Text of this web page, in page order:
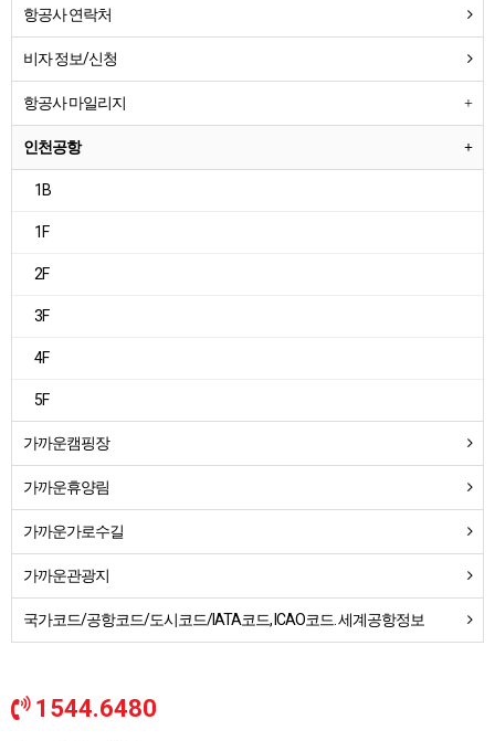
항공사 연락처
비자 정보/신청
항공사 마일리지
인천공항
1B
1F
2F
3F
4F
5F
가까운캠핑장
가까운휴양림
가까운가로수길
가까운관광지
국가코드/공항코드/도시코드/IATA코드, ICAO코드. 세계공항정보
1544.6480